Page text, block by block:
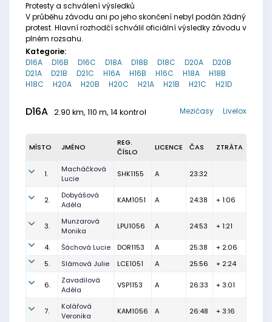
Protesty a schválení výsledků
V průběhu závodu ani po jeho skončení nebyl podán žádný
protest. Hlavní rozhodčí schválil oficiální výsledky závodu v
plném rozsahu.
Kategorie:
D16A
D16B D16C D18A D18B D18C D20A
D20B
D21A
D21B D21C H16A H16B H16C H18A
H18B
H18C
H20A H20B H20C H21A H21B H21C H21D
D16A 2.90 km, 110 m, 14 kontrol Livelox
Mezičasy
MÍSTO JMÉNO
REG.
ČÍSLO
LICENCE ČAS ZTRÁTA
1.
Macháčková
Lucie
SHK1155 A 23:32
2.
Dobyášová
Adéla
KAM1051 A 24:38 + 1:06
3.
Munzarová
Monika
LPU1056 A 24:53 + 1:21
4. Šáchová Lucie DOR1153 A 25:38
+ 2:06
5.
Slámová Julie LCE1051 A 25:56 + 2:24
6.
Zavadilová
Adéla
VSP1153 A 26:33 + 3:01
7.
Kolářová
Veronika
KAM1056 A 26:48 + 3:16